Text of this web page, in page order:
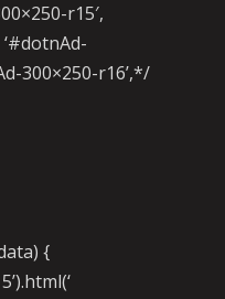
r15′,
‘#dotnAd-
300×250-r16’,*/
{